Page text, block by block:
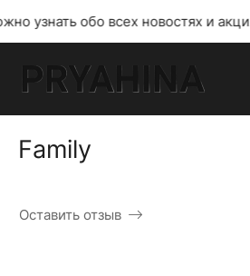
всех новостях и акциях!
Family
Оставить отзыв